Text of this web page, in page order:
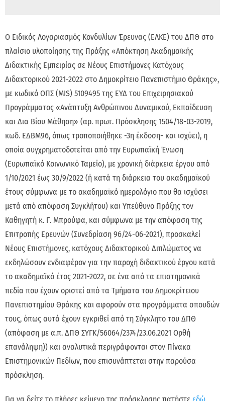
O Ειδικός Λογαριασμός Κονδυλίων Έρευνας (ΕΛΚΕ) του ΔΠΘ στο
πλαίσιο υλοποίησης της Πράξης «Απόκτηση Ακαδημαϊκής
Διδακτικής Εμπειρίας σε Νέους Επιστήμονες Κατόχους
Διδακτορικού 2021-2022 στο Δημοκρίτειο Πανεπιστήμιο Θράκης»,
με κωδικό ΟΠΣ (MIS) 5109495 της ΕΥΔ του Επιχειρησιακού
Προγράμματος «Ανάπτυξη Ανθρώπινου Δυναμικού, Εκπαίδευση
και Δια Βίου Μάθηση» (αρ. πρωτ. Πρόσκλησης 1504/18-03-2019,
κωδ. ΕΔΒΜ96, όπως τροποποιήθηκε -3η έκδοση- και ισχύει), η
οποία συγχρηματοδοτείται από την Ευρωπαϊκή Ένωση
(Ευρωπαϊκό Κοινωνικό Ταμείο), με χρονική διάρκεια έργου από
1/10/2021 έως 30/9/2022 (ή κατά τη διάρκεια του ακαδημαϊκού
έτους σύμφωνα με το ακαδημαϊκό ημερολόγιο που θα ισχύσει
μετά από απόφαση Συγκλήτου) και Υπεύθυνo Πράξης τoν
Καθηγητή κ. Γ. Μπρούφα, και σύμφωνα με την απόφαση της
Επιτροπής Ερευνών (Συνεδρίαση 96/24-06-2021), προσκαλεί
Νέους Επιστήμονες, κατόχους Διδακτορικού Διπλώματος να
εκδηλώσουν ενδιαφέρον για την παροχή διδακτικού έργου κατά
το ακαδημαϊκό έτος 2021-2022, σε ένα από τα επιστημονικά
πεδία που έχουν οριστεί από τα Τμήματα του Δημοκρίτειου
Πανεπιστημίου Θράκης και αφορούν στα προγράμματα σπουδών
τους, όπως αυτά έχουν εγκριθεί από τη Σύγκλητο του ΔΠΘ
(απόφαση με α.π. ΔΠΘ ΣΥΓΚ/56064/2374/23.06.2021 Ορθή
επανάληψη)) και αναλυτικά περιγράφονται στον Πίνακα
Επιστημονικών Πεδίων, που επισυνάπτεται στην παρούσα
πρόσκληση.